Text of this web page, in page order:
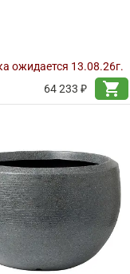
ожидается 13.08.26г.
64 233 ₽
shopping_cart